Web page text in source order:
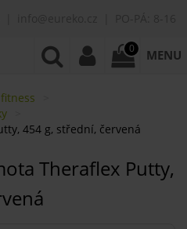
0 MENU
454 g, střední, červená
Theraflex Putty,